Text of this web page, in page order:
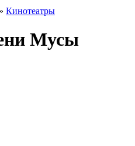
» Кинотеатры
Мусы